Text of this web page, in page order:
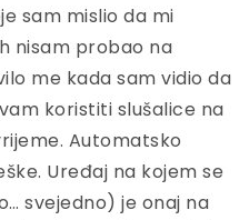
sam mislio da mi
nisam probao na
me kada sam vidio da
koristiti slušalice na
Automatsko
Uređaj na kojem se
svejedno) je onaj na